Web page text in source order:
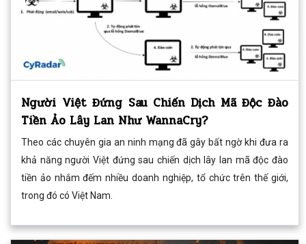
Người Việt Đứng Sau Chiến Dịch Mã Độc Đào
Tiền Ảo Lây Lan Như WannaCry?
Theo các chuyên gia an ninh mạng đã gây bất ngờ khi đưa ra
khả năng người Việt đứng sau chiến dịch lây lan mã độc đào
tiền ảo nhắm đếm nhiều doanh nghiệp, tổ chức trên thế giới,
trong đó có Việt Nam.